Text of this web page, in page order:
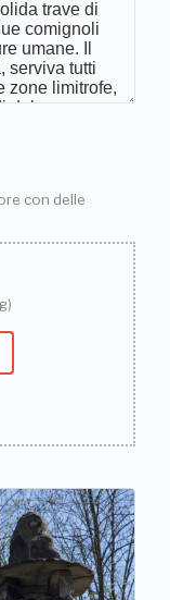
con delle